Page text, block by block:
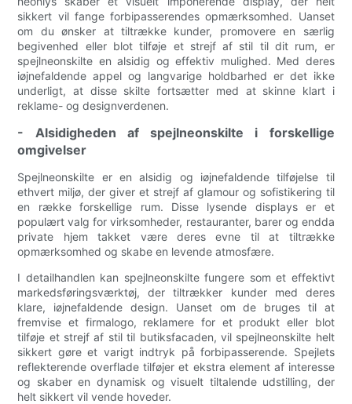
sikkert vil fange forbipasserendes opmærksomhed. Uanset
om du ønsker at tiltrække kunder, promovere en særlig
begivenhed eller blot tilføje et strejf af stil til dit rum, er
spejlneonskilte en alsidig og effektiv mulighed. Med deres
iøjnefaldende appel og langvarige holdbarhed er det ikke
underligt, at disse skilte fortsætter med at skinne klart i
reklame- og designverdenen.
- Alsidigheden af ​​spejlneonskilte i forskellige
omgivelser
Spejlneonskilte er en alsidig og iøjnefaldende tilføjelse til
ethvert miljø, der giver et strejf af glamour og sofistikering til
en række forskellige rum. Disse lysende displays er et
populært valg for virksomheder, restauranter, barer og endda
private hjem takket være deres evne til at tiltrække
opmærksomhed og skabe en levende atmosfære.
I detailhandlen kan spejlneonskilte fungere som et effektivt
markedsføringsværktøj, der tiltrækker kunder med deres
klare, iøjnefaldende design. Uanset om de bruges til at
fremvise et firmalogo, reklamere for et produkt eller blot
tilføje et strejf af stil til butiksfacaden, vil spejlneonskilte helt
sikkert gøre et varigt indtryk på forbipasserende. Spejlets
reflekterende overflade tilføjer et ekstra element af interesse
og skaber en dynamisk og visuelt tiltalende udstilling, der
helt sikkert vil vende hoveder.